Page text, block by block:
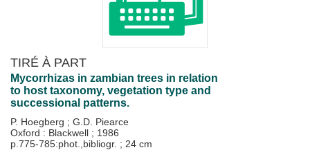
TIRÉ À PART
Mycorrhizas in zambian trees in relation
to host taxonomy, vegetation type and
successional patterns.
P. Hoegberg ; G.D. Piearce
Oxford : Blackwell ; 1986
p.775-785:phot.,bibliogr. ; 24 cm